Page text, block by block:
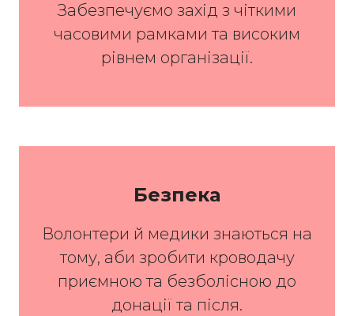
Забезпечуємо захід з чіткими
часовими рамками та високим
рівнем організації.
Безпека
Волонтери й медики знаються на
тому, аби зробити кроводачу
приємною та безболісною до
донації та після.